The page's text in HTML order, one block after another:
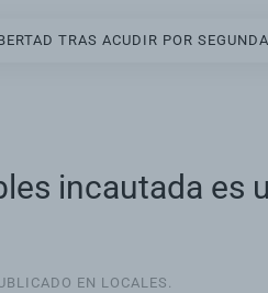
TRAS ACUDIR POR
incautada es
EN LOCALES .